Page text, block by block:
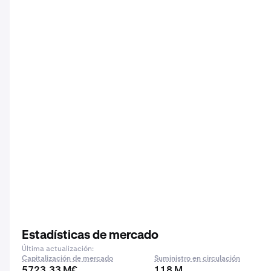
Estadísticas de mercado
Última actualización:
Capitalización de mercado
Suministro en circulación